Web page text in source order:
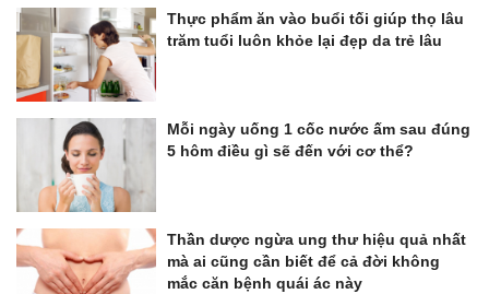
Thực phẩm ăn vào buổi tối giúp thọ lâu
trăm tuổi luôn khỏe lại đẹp da trẻ lâu
Mỗi ngày uống 1 cốc nước ấm sau đúng
5 hôm điều gì sẽ đến với cơ thể?
Thần dược ngừa ung thư hiệu quả nhất
mà ai cũng cần biết để cả đời không
mắc căn bệnh quái ác này